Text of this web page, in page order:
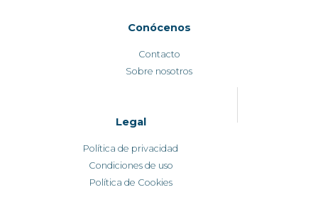
Conócenos
Contacto
Sobre nosotros
Legal
Política de privacidad
Condiciones de uso
Política de Cookies